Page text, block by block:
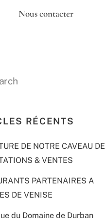
Nous contacter
RÉCENTS
DE NOTRE CAVEAU DE
& VENTES
PARTENAIRES A
DE VENISE
du Domaine de Durban